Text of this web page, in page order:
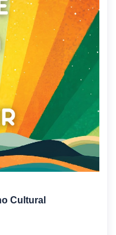
Cultural